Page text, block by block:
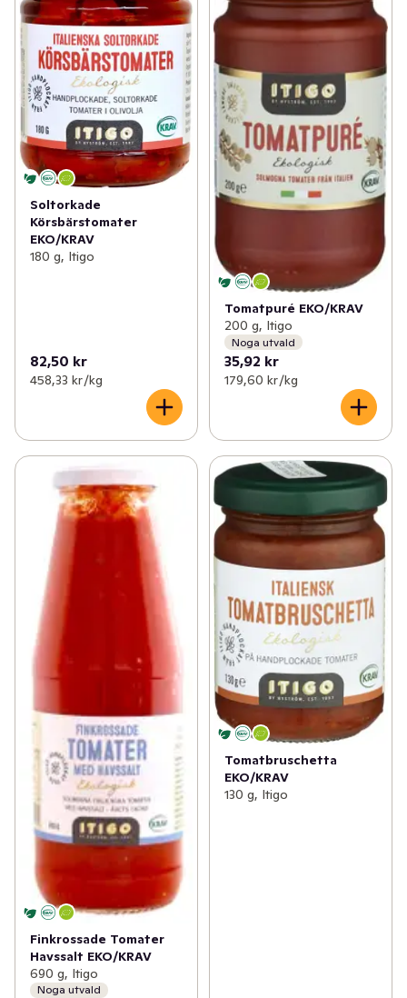
Soltorkade
Körsbärstomater
EKO/KRAV
180 g, Itigo
82,50 kr
458,33 kr /kg
Tomatpuré EKO/KRAV
200 g, Itigo
Noga utvald
35,92 kr
179,60 kr /kg
Finkrossade Tomater
Havssalt EKO/KRAV
690 g, Itigo
Noga utvald
Tomatbruschetta
EKO/KRAV
130 g, Itigo